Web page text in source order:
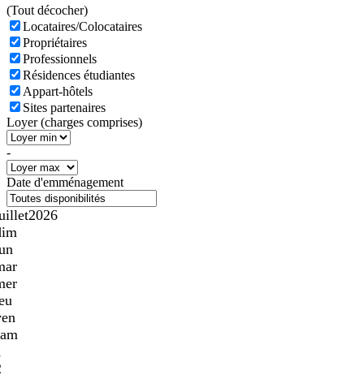
(Tout décocher)
Locataires/Colocataires
Propriétaires
Professionnels
Résidences étudiantes
Appart-hôtels
Sites partenaires
Loyer (charges comprises)
-
Date d'emménagement
2026